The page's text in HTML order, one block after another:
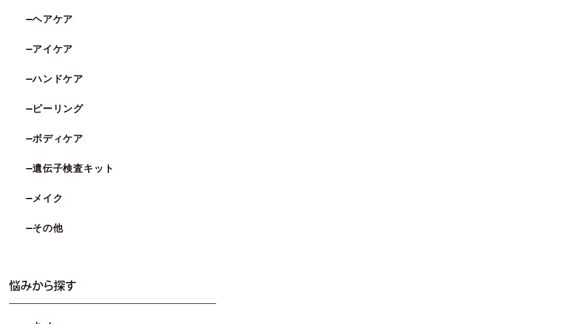
ヘアケア
アイケア
ハンドケア
ピーリング
ボディケア
遺伝子検査キット
メイク
その他